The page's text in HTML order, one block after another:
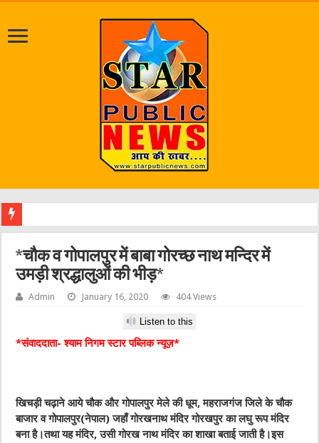
*चौक व गोपालपुर में बाबा गोरच्छ नाथ मन्दिर में
उमड़ी श्रद्धालुओं की भीड़*
Admin January 16, 2020 404 Views
Listen to this
*संवाददाता- श्याम निगम स्टार पब्लिक न्यूज़*
खिचड़ी चढ़ाने आये चौक और गोपालपुर मेले की धूम, महराजगंज जिले के चौक
बाजार व गोपालपुर(नेपाल) जहाँ गोरखनाथ मंदिर गोरखपुर का लघु रूप मंदिर
बना है।तथा यह मंदिर, उसी गोरख नाथ मंदिर का शाखा बताई जाती है।इस